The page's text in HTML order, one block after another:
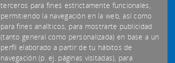
terceros para fines estrictamente funcionales,
permitiendo la navegación en la web, así como
para fines analíticos, para mostrarte publicidad
(tanto general como personalizada) en base a un
perfil elaborado a partir de tu hábitos de
navegación (p. ej. páginas visitadas), para